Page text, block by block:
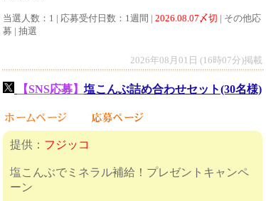
当選人数：1 | 応募受付日数：1週間 | 2026.08.07〆切 | その他応
募 | 抽選
2026年08月01日 (16時07分)掲載
【SNS応募】 塩こんぶ詰め合わせセット(30名様)
提供： フジッコ
塩こんぶでミネラル補給！プレゼントキャンペ
ーン